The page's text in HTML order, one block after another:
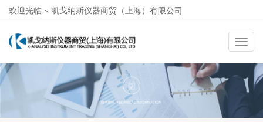
欢迎光临 ~ 凯戈纳斯仪器商贸（上海）有限公司
导
航
切
换